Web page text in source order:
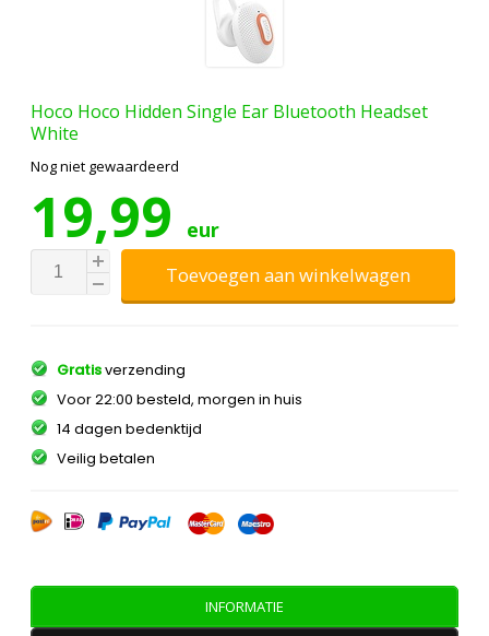
Hoco Hoco Hidden Single Ear Bluetooth Headset
White
Nog niet gewaardeerd
19,99 eur
Toevoegen aan winkelwagen
Gratisverzending
Voor 22:00 besteld, morgen in huis
14 dagen bedenktijd
Veilig betalen
INFORMATIE